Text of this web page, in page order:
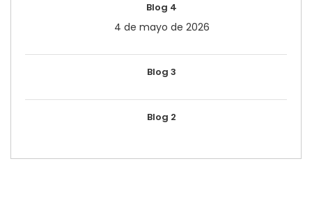
Blog 4
4 de mayo de 2026
Blog 3
Blog 2